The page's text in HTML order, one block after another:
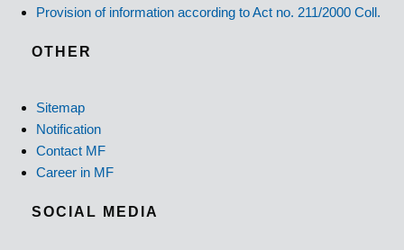
Provision of information according to Act no. 211/2000 Coll.
OTHER
Sitemap
Notification
Contact MF
Career in MF
SOCIAL MEDIA